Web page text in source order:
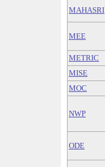
MAHASRI
MEE
METRIC
MISE
MOC
NWP
ODE